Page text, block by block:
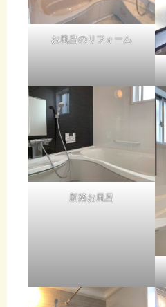
お風呂のリフォーム
新築お風呂